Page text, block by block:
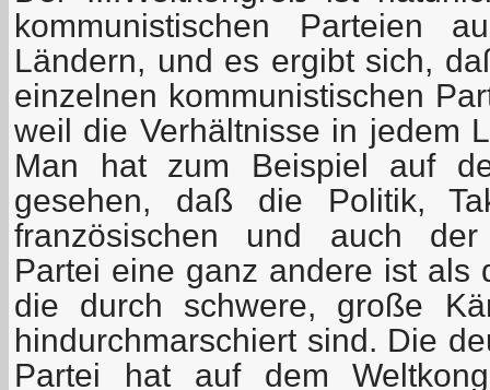
kommunistischen Parteien
Ländern, und es ergibt sich,
einzelnen kommunistischen
weil die Verhältnisse in jedem
Man hat zum Beispiel auf
gesehen, daß die Politik,
französischen und auch der
Partei eine ganz andere ist als
die durch schwere, große
hindurchmarschiert sind. Die
Partei hat auf dem